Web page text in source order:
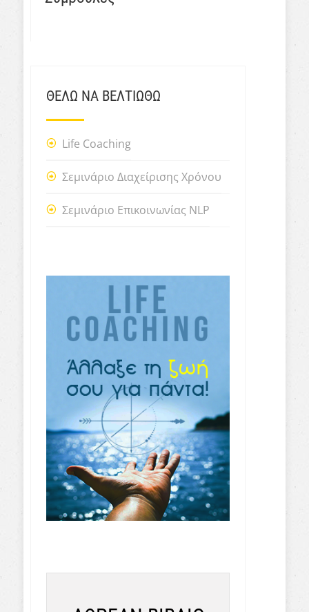
ΘΕΛΩ ΝΑ ΒΕΛΤΙΩΘΩ
Life Coaching
Σεμινάριο Διαχείρισης Χρόνου
Σεμινάριο Επικοινωνίας NLP